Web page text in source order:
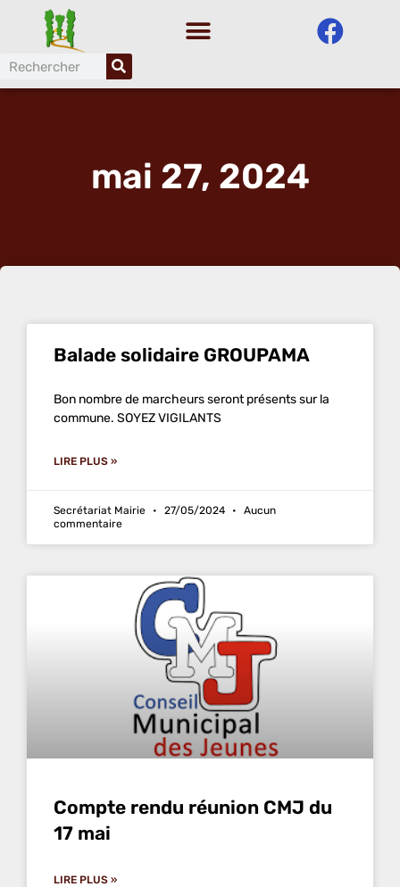
au
contenu
mai 27, 2024
Balade solidaire GROUPAMA
Bon nombre de marcheurs seront présents sur la
commune. SOYEZ VIGILANTS
LIRE PLUS »
Secrétariat Mairie 27/05/2024
Aucun
commentaire
Compte rendu réunion CMJ du
17 mai
LIRE PLUS »